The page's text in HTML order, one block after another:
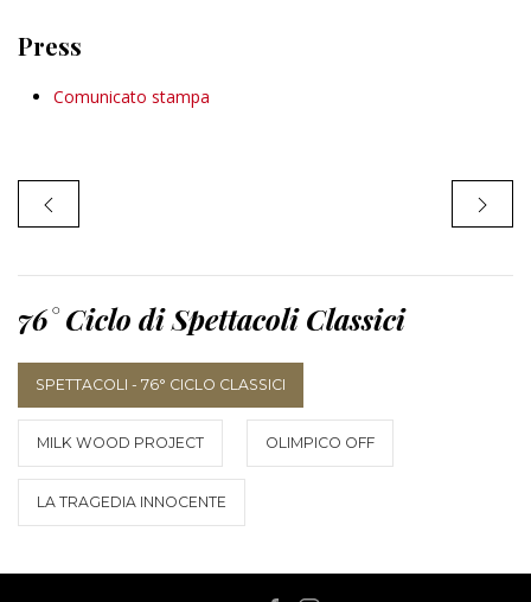
Press
Comunicato stampa
76° Ciclo di Spettacoli Classici
SPETTACOLI - 76° CICLO CLASSICI
MILK WOOD PROJECT OLIMPICO OFF
LA TRAGEDIA INNOCENTE